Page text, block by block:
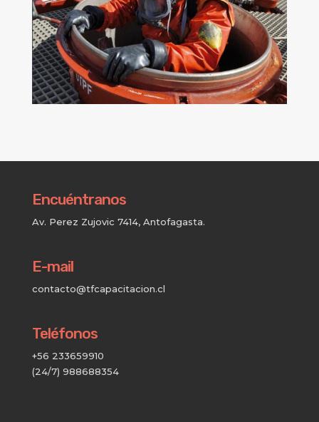
Encuéntranos
Av. Perez Zujovic 7414, Antofagasta.
E-mail
contacto@tfcapacitacion.cl
Teléfonos
+56 233659910
(24/7) 988688354